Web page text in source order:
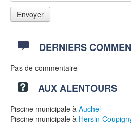
DERNIERS
Pas de commentaire
AUX ALENTOURS
Piscine municipale à Auchel
Piscine municipale à Hersin-